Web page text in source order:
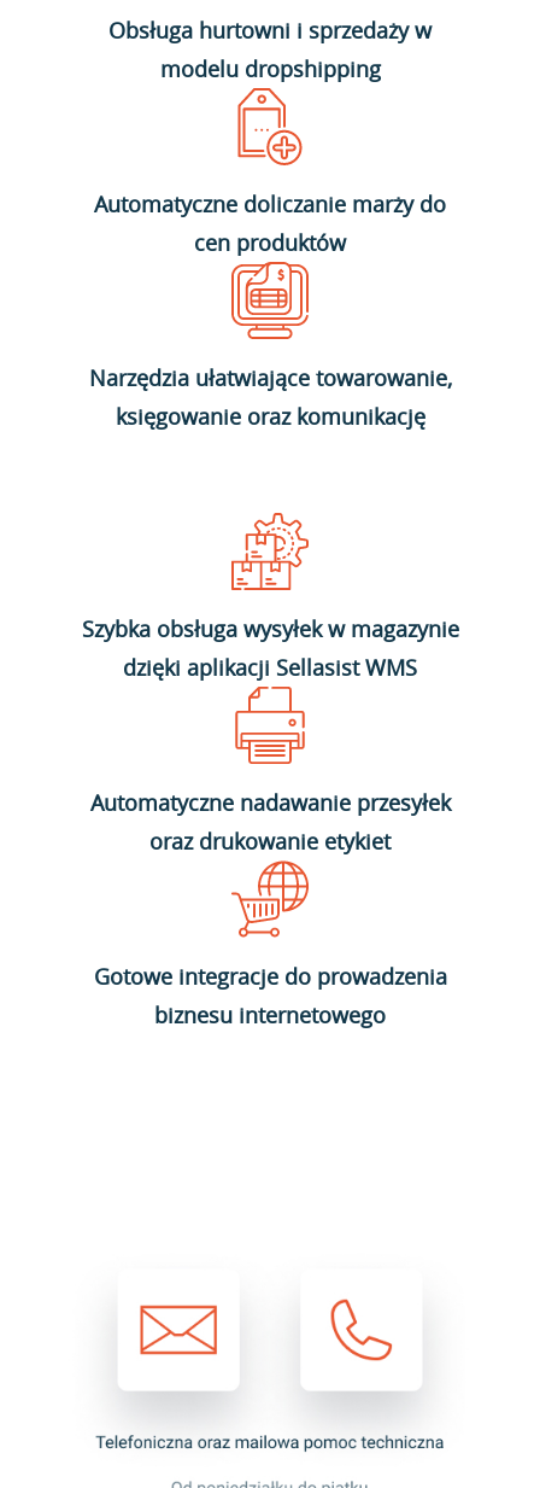
Obsługa hurtowni i sprzedaży w
modelu dropshipping
Automatyczne doliczanie marży do
cen produktów
Narzędzia ułatwiające towarowanie,
księgowanie oraz komunikację
Szybka obsługa wysyłek w magazynie
dzięki aplikacji Sellasist WMS
Automatyczne nadawanie przesyłek
oraz drukowanie etykiet
Gotowe integracje do prowadzenia
biznesu internetowego